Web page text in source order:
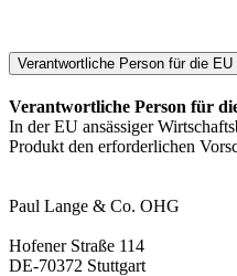
Verantwortliche Person für die EU
Verantwortliche Person für
In der EU ansässiger
Produkt den erforderlichen
Paul Lange & Co. OHG
Hofener Straße 114
DE-70372 Stuttgart